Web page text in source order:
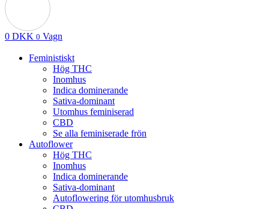
0 DKK 0 Vagn
Feministiskt
Hög THC
Inomhus
Indica dominerande
Sativa-dominant
Utomhus feminiserad
CBD
Se alla feminiserade frön
Autoflower
Hög THC
Inomhus
Indica dominerande
Sativa-dominant
Autoflowering för utomhusbruk